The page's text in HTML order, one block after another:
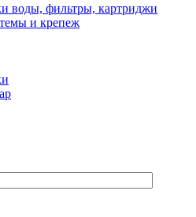
воды, фильтры, картриджи
и крепеж